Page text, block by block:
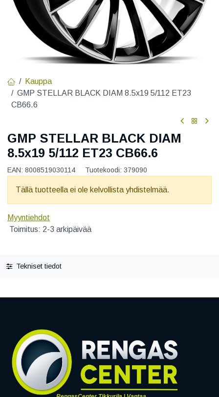
Kauppa
GMP STELLAR BLACK DIAM 8.5x19 5/112 ET23
CB66.6
GMP STELLAR BLACK DIAM
8.5x19 5/112 ET23 CB66.6
EAN: 8008519030114 Tuotekoodi: 379090
Tällä tuotteella ei ole kelvollista yhdistelmää.
Myyntiehdot
Toimitus: 2-3 arkipäivää
Tekniset tiedot